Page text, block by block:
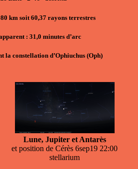
km soit 60,37 rayons terrestres
: 31,0 minutes d’arc
la constellation d’Ophiuchus (Oph)
Lune, Jupiter et Antarès
et position de Cérès 6sep19 22:00
stellarium